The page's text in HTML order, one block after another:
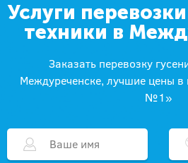
Услуги
техники в
Заказать перевозку
Междуреченске, лучшие цены
№1»